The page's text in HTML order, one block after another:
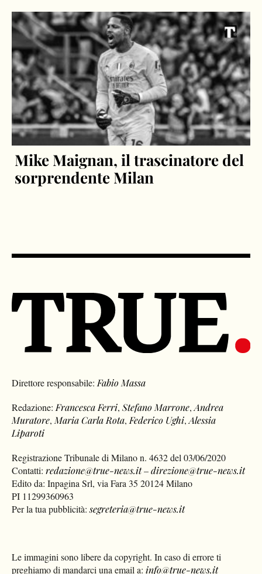
Mike Maignan, il trascinatore del
sorprendente Milan
Direttore responsabile: Fabio Massa
Redazione: Francesca Ferri,Stefano Marrone,Andrea
Muratore, Maria Carla Rota, Federico Ughi,Alessia
Liparoti
Registrazione Tribunale di Milano n. 4632 del 03/06/2020
Contatti:redazione@true-news.it–direzione@true-news.it
Edito da: Inpagina Srl, via Fara 35 20124 Milano
PI 11299360963
Per la tua pubblicità:segreteria@true-news.it
Le immagini sono libere da copyright. In caso di errore ti
preghiamo di mandarci una email a: info@true-news.it